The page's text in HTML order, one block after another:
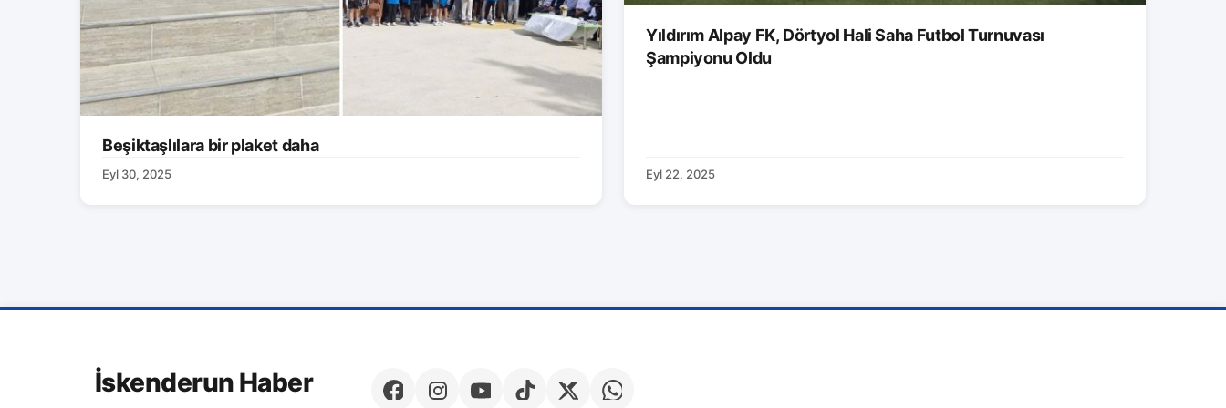
Beşiktaşlılara bir plaket daha
Eyl 30, 2025
Yıldırım Alpay FK, Dörtyol Hali Saha Futbol Turnuvası
Şampiyonu Oldu
Eyl 22, 2025
İskenderun Haber